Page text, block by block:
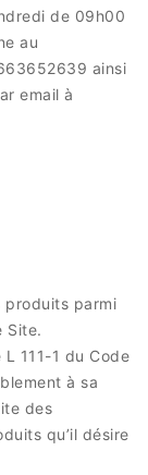
de 09h00
au
ainsi
email à
produits parmi
Site.
111-1 du Code
à sa
des
qu’il désire